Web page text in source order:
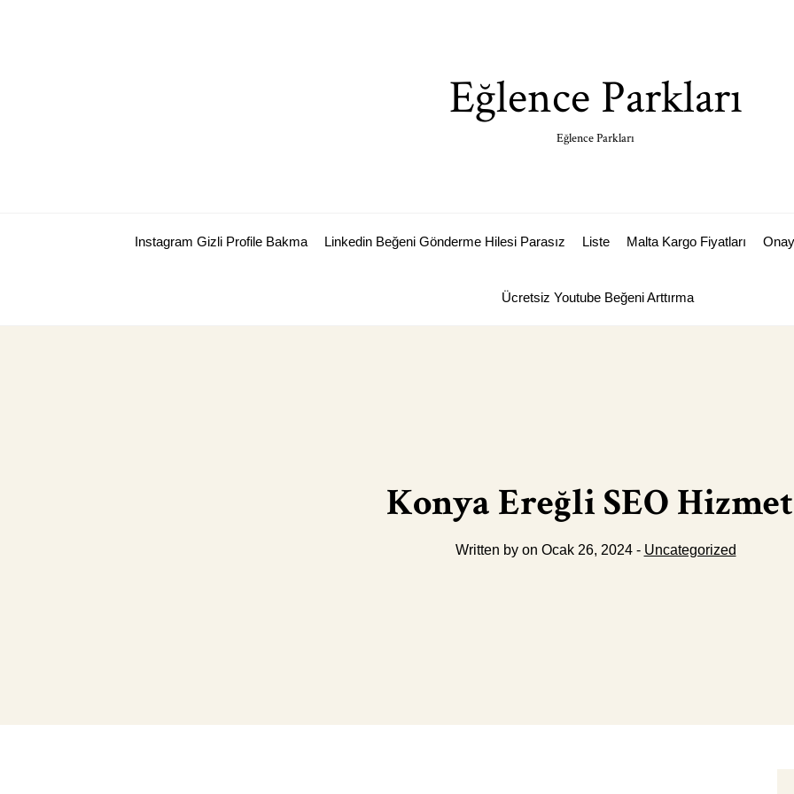
Eğlence Parkları
Eğlence Parkları
Instagram Gizli Profile Bakma Linkedin Beğeni Gönderme Hilesi Parasız Liste Malta Kargo Fiyatları Onay
Ücretsiz Youtube Beğeni Arttırma
Konya Ereğli SEO
Written by on Ocak 26, 2024 - Uncategorized